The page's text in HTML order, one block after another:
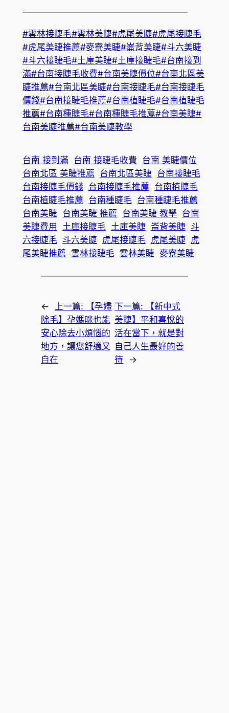
———————————————————
#雲林接睫毛#雲林美睫#虎尾美睫#虎尾接睫毛
#虎尾美睫推薦#麥寮美睫#崙背美睫#斗六美睫
#斗六接睫毛#土庫美睫#土庫接睫毛#台南接到
滿#台南接睫毛收費#台南美睫價位#台南北區美
睫推薦#台南北區美睫#台南接睫毛#台南接睫毛
價錢#台南接睫毛推薦#台南植睫毛#台南植睫毛
推薦#台南種睫毛#台南種睫毛推薦#台南美睫#
台南美睫推薦#台南美睫教學
台南 接到滿 台南 接睫毛收費 台南 美睫價位
台南北區 美睫推薦 台南北區美睫 台南接睫毛
台南接睫毛價錢 台南接睫毛推薦 台南植睫毛
台南植睫毛推薦 台南種睫毛 台南種睫毛推薦
台南美睫 台南美睫 推薦 台南美睫 教學 台南
美睫費用
土庫接睫毛 土庫美睫 崙背美睫 斗
六接睫毛 斗六美睫 虎尾接睫毛 虎尾美睫 虎
尾美睫推薦 雲林接睫毛 雲林美睫 麥寮美睫
← 上一篇:
【孕婦
除毛】孕媽咪也能
安心除去小煩惱的
地方，讓您舒適又
自在
下一篇:
【新中式
美睫】平和喜悅的
活在當下，就是對
自己人生最好的善
待
→